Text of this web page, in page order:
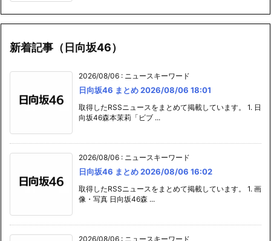
新着記事（日向坂46）
2026/08/06 : ニュースキーワード
日向坂46 まとめ 2026/08/06 18:01
取得したRSSニュースをまとめて掲載しています。 1. 日
向坂46森本茉莉「ビブ ...
2026/08/06 : ニュースキーワード
日向坂46 まとめ 2026/08/06 16:02
取得したRSSニュースをまとめて掲載しています。 1. 画
像・写真 日向坂46森 ...
2026/08/06 : ニュースキーワード